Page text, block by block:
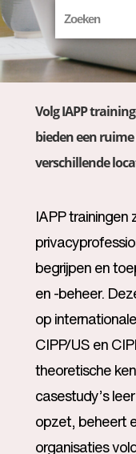
Volg IAPP
bieden een
verschillende
IAPP trainingen
begrijpen en
en -beheer.
op
CIPP/US en
theoretische
casestudy’s
opzet, beheert
organisaties